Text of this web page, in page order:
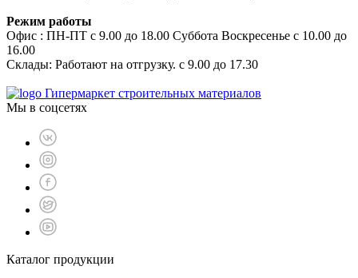
Режим работы
Офис : ПН-ПТ с 9.00 до 18.00 Суббота Воскресенье с 10.00 до
16.00
Склады: Работают на отгрузку. с 9.00 до 17.30
Гипермаркет строительных материалов
Мы в соцсетях
Каталог продукции